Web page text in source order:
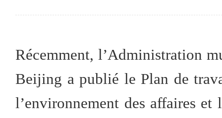
Récemment, l’Administration
Beijing a publié le Plan de
l’environnement des affaires